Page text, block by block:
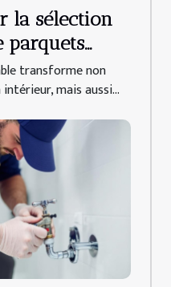
la sélection
parquets
transforme non
mais aussi...